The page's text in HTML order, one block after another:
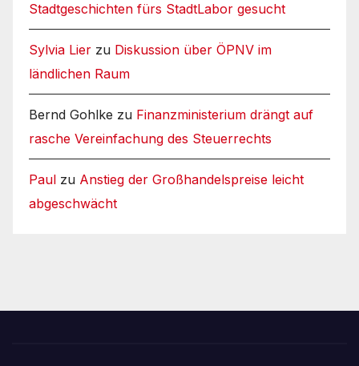
Stadtgeschichten fürs StadtLabor gesucht
Sylvia Lier zu Diskussion über ÖPNV im
ländlichen Raum
Bernd Gohlke zu Finanzministerium drängt auf
rasche Vereinfachung des Steuerrechts
Paul zu Anstieg der Großhandelspreise leicht
abgeschwächt